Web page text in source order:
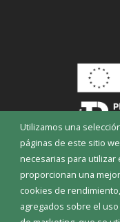
Utilizamos una
páginas de este sitio
necesarias para
proporcionan una
cookies de
agregados sobre el